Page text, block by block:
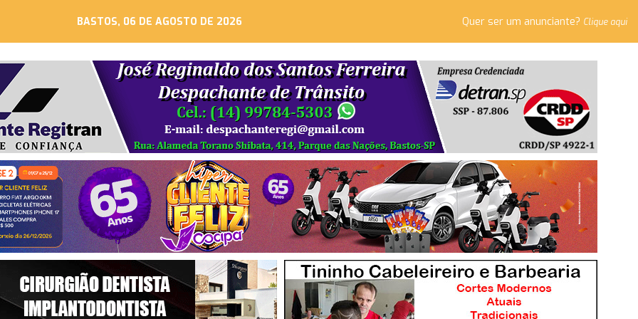
BASTOS, 06 DE AGOSTO DE 2026 Quer ser um anunciante? Clique aqui